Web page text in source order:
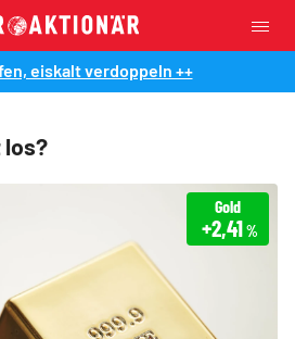
eiskalt verdoppeln ++
los?
Gold
+2,41%